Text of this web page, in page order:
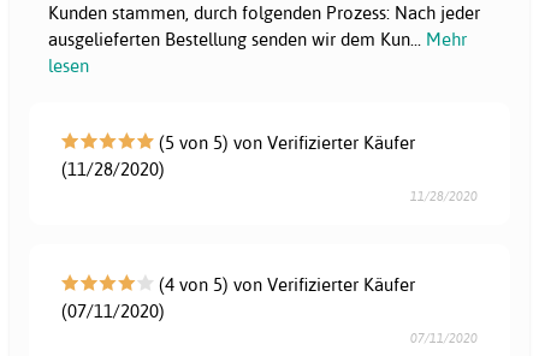
Kunden stammen, durch folgenden Prozess: Nach jeder
ausgelieferten Bestellung senden wir dem Kun... Mehr
lesen
(5 von 5) von Verifizierter Käufer
(11/28/2020)
11/28/2020
(4 von 5) von Verifizierter Käufer
(07/11/2020)
07/11/2020